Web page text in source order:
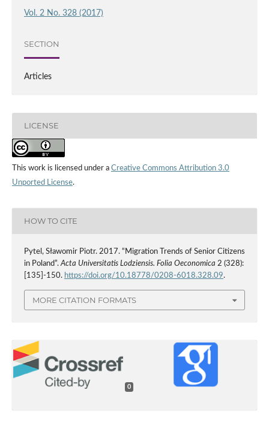
Vol. 2 No. 328 (2017)
SECTION
Articles
LICENSE
This work is licensed under a Creative Commons Attribution 3.0
Unported License.
HOW TO CITE
Pytel, Sławomir Piotr. 2017. “Migration Trends of Senior Citizens
in Poland”.Acta Universitatis Lodziensis. Folia Oeconomica 2 (328):
[135]-150. https://doi.org/10.18778/0208-6018.328.09.
MORE CITATION FORMATS
0